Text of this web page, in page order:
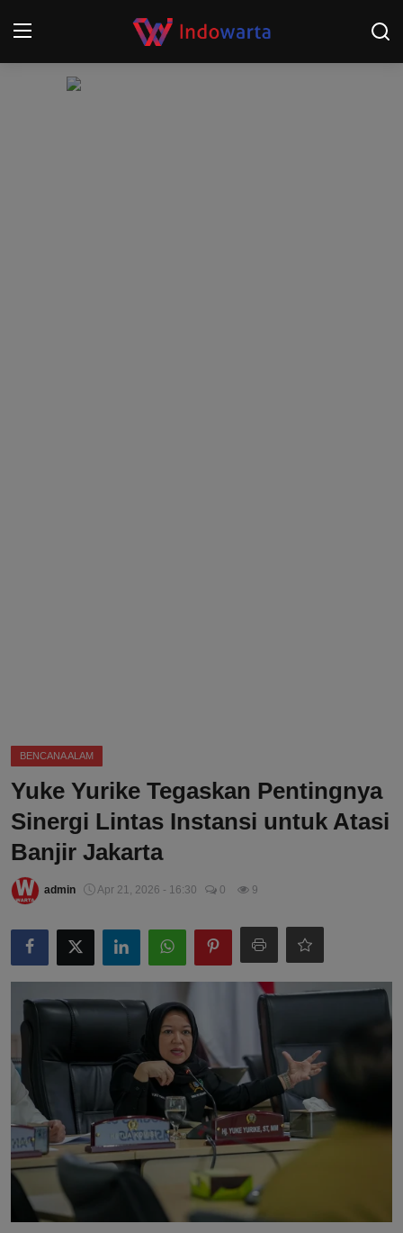
BENCANA ALAM
Yuke Yurike Tegaskan Pentingnya
Sinergi Lintas Instansi untuk Atasi
Banjir Jakarta
admin Apr 21, 2026 - 16:30 0 9